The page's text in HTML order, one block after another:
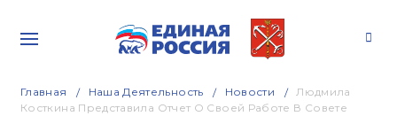
Главная Наша Деятельность Новости
Людмила
Косткина Представила Отчет О Своей Работе В Совете